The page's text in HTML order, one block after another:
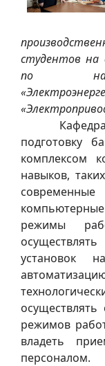
студентов на
по
Кафедра
подготовку
комплексом
навыков,
режимы
установок
режимов
владеть
персоналом.